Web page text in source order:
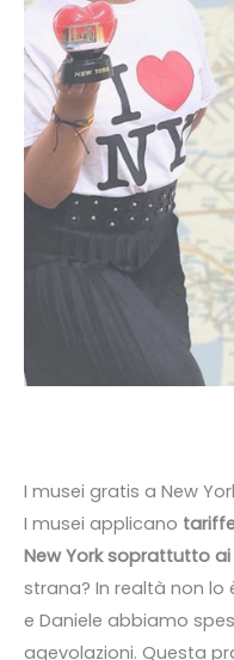
I musei gratis a New
I musei applicano
New York soprattutto
strana? In realtà non lo
e Daniele abbiamo
agevolazioni. Questa